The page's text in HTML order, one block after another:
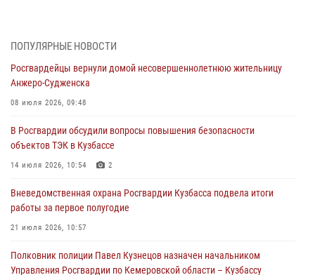
07 августа 2026, 05:32
С 1 сентября 2026 года вступает в силу новый федеральный закон о
частной охранной деятельности
06 августа 2026, 10:19
Росгвардейцы задержали предполагаемого виновника причинения
ножевого ранения кемеровчанину
06 августа 2026, 09:18
Росгвардейцы задержали мужчину, повредившего имущество
горожанки
06 августа 2026, 08:17
Росгвардейцы пресекли противоправные действия и защитили
ПОПУЛЯРНЫЕ НОВОСТИ
Росгвардейцы вернули домой несовершеннолетнюю жительницу
Анжеро-Судженска
08 июля 2026, 09:48
В Росгвардии обсудили вопросы повышения безопасности
объектов ТЭК в Кузбассе
14 июля 2026, 10:54 2
Вневедомственная охрана Росгвардии Кузбасса подвела итоги
работы за первое полугодие
21 июля 2026, 10:57
Полковник полиции Павел Кузнецов назначен начальником
Управления Росгвардии по Кемеровской области – Кузбассу